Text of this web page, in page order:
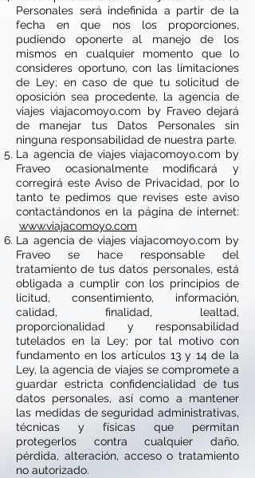
Personales será indefinida a partir de la
fecha en que nos los proporciones,
pudiendo oponerte al manejo de los
mismos en cualquier momento que lo
consideres oportuno, con las limitaciones
de Ley; en caso de que tu solicitud de
oposición sea procedente, la agencia de
viajes viajacomoyo.com by Fraveo dejará
de manejar tus Datos Personales sin
ninguna responsabilidad de nuestra parte.
La agencia de viajes viajacomoyo.com by
Fraveo ocasionalmente modificará y
corregirá este Aviso de Privacidad, por lo
tanto te pedimos que revises este aviso
contactándonos en la página de internet:
www.viajacomoyo.com
La agencia de viajes viajacomoyo.com by
Fraveo se hace responsable del
tratamiento de tus datos personales, está
obligada a cumplir con los principios de
licitud, consentimiento, información,
calidad, finalidad, lealtad,
proporcionalidad y responsabilidad
tutelados en la Ley; por tal motivo con
fundamento en los artículos 13 y 14 de la
Ley, la agencia de viajes se compromete a
guardar estricta confidencialidad de tus
datos personales, así como a mantener
las medidas de seguridad administrativas,
técnicas y físicas que permitan
protegerlos contra cualquier daño,
pérdida, alteración, acceso o tratamiento
no autorizado.